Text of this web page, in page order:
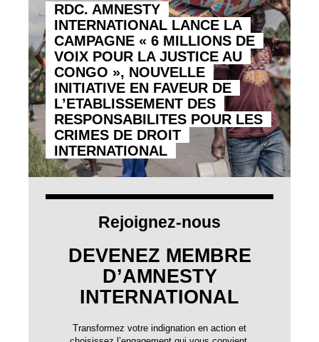
RDC. AMNESTY
INTERNATIONAL LANCE LA
CAMPAGNE « 6 MILLIONS DE
VOIX POUR LA JUSTICE AU
CONGO », NOUVELLE
INITIATIVE EN FAVEUR DE
L’ETABLISSEMENT DES
RESPONSABILITES POUR LES
CRIMES DE DROIT
INTERNATIONAL
Rejoignez-nous
DEVENEZ MEMBRE
D’AMNESTY
INTERNATIONAL
Transformez votre indignation en action et